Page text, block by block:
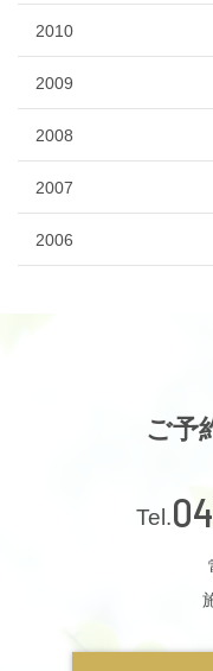
2010
2009
2008
2007
2006
ご予